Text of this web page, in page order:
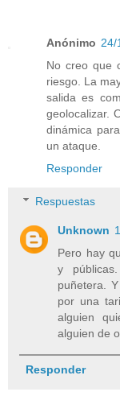
Anónimo 24/
No creo que
riesgo. La
salida es
geolocalizar.
dinámica
un ataque.
Responder
Respuestas
Unknown
Pero hay
y
puñetera.
por una
alguien
alguien de
Responder